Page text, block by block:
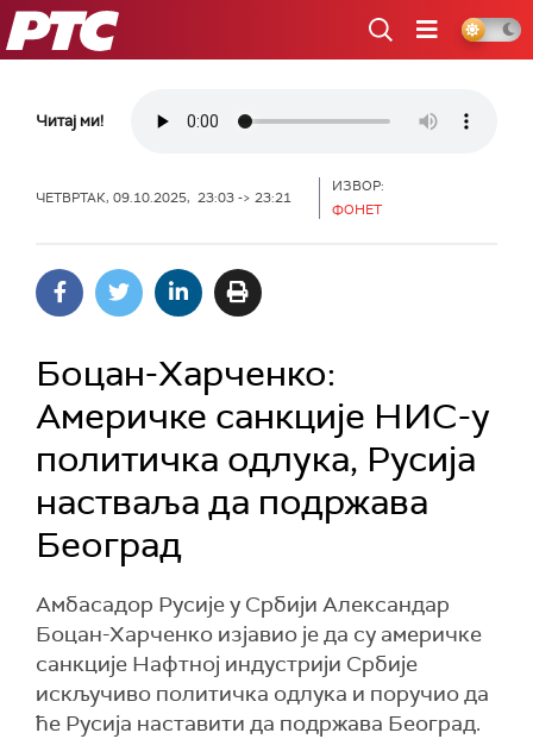
РТС
Читај ми!
ЧЕТВРТАК, 09.10.2025, 23:03 -> 23:21
ИЗВОР:
ФОНЕТ
Боцан-Харченко:
Америчке санкције НИС-у
политичка одлука, Русија
настваља да подржава
Београд
Амбасадор Русије у Србији Александар
Боцан-Харченко изјавио је да су америчке
санкције Нафтној индустрији Србије
искључиво политичка одлука и поручио да
ће Русија наставити да подржава Београд.